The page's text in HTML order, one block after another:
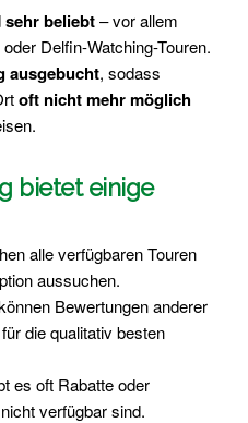
sehr beliebt– vor allem
Delfin-Watching-Touren.
ausgebucht, sodass
oft nicht mehr möglich
bietet einige
alle verfügbaren Touren
aussuchen.
Bewertungen anderer
die qualitativ besten
es oft Rabatte oder
verfügbar sind.